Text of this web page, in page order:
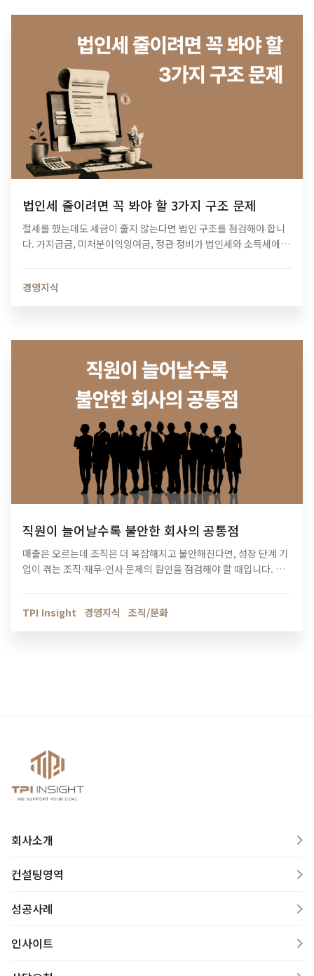
법인세 줄이려면 꼭 봐야 할 3가지 구조 문제
절세를 했는데도 세금이 줄지 않는다면 법인 구조를 점검해야 합니
다. 가지급금, 미처분이익잉여금, 정관 정비가 법인세와 소득세에 미
경영지식
직원이 늘어날수록 불안한 회사의 공통점
매출은 오르는데 조직은 더 복잡해지고 불안해진다면, 성장 단계 기
업이 겪는 조직·재무·인사 문제의 원인을 점검해야 할 때입니다. 티
TPI Insight
경영지식 조직/문화
회사소개
컨설팅영역
성공사례
인사이트